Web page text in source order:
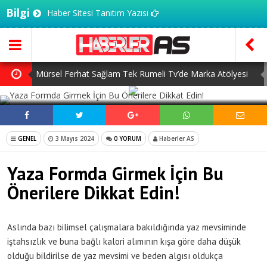
Bilgi Haber Sitesi Tanıtım Yazısı
Mürsel Ferhat Sağlam Tek Rumeli Tv’de Marka Atölyesi
Programına Konuk Oldu
Dijitalleşme Ebelik Hizmetlerini Dönüştürüyor
İnsanlar Saç Ekimi İçin Neden Türkiye’ye Geliyor?
Başlangıç Seviyesi Dolma Kalem Gerçekten Fark Yaratır
mı?
7 Ağustos Haftasında Vizyona Girecek Filmler
SOSYAL MEDYADA PAYLAŞ
GENEL 3 Mayıs 2024 0 YORUM Haberler AS
Yaza Formda Girmek İçin Bu
Önerilere Dikkat Edin!
Aslında bazı bilimsel çalışmalara bakıldığında yaz mevsiminde
iştahsızlık ve buna bağlı kalori alımının kışa göre daha düşük
olduğu bildirilse de yaz mevsimi ve beden algısı oldukça